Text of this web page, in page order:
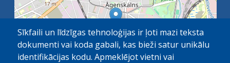
Sīkfaili un līdzīgas tehnoloģijas ir ļoti mazi teksta
dokumenti vai koda gabali, kas bieži satur unikālu
identifikācijas kodu. Apmeklējot vietni vai